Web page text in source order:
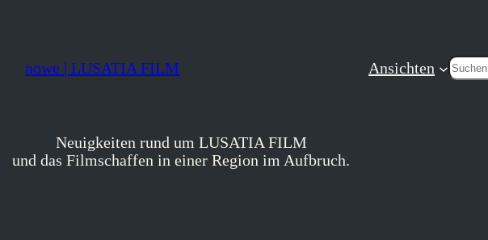
nowe | LUSATIA FILM
Ansichten Suchen
Neuigkeiten rund um LUSATIA FILM
und das Filmschaffen in einer Region im Aufbruch.